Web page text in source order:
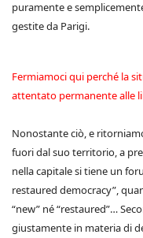
puramente e
gestite da Parigi.
Fermiamoci qui perché la
attentato permanente alle
Nonostante ciò, e
fuori dal suo territorio, a
nella capitale si tiene un
restaured democracy”,
“new” né “restaured”…
giustamente in materia di